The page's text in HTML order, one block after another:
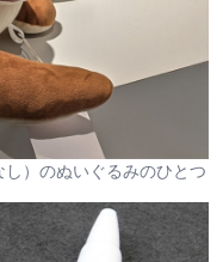
）のぬいぐるみのひとつ